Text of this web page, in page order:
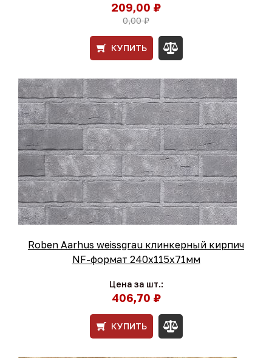
209,00 ₽
0,00 ₽
КУПИТЬ
Roben Aarhus weissgrau клинкерный кирпич
NF-формат 240x115x71мм
Цена за шт.:
406,70 ₽
КУПИТЬ